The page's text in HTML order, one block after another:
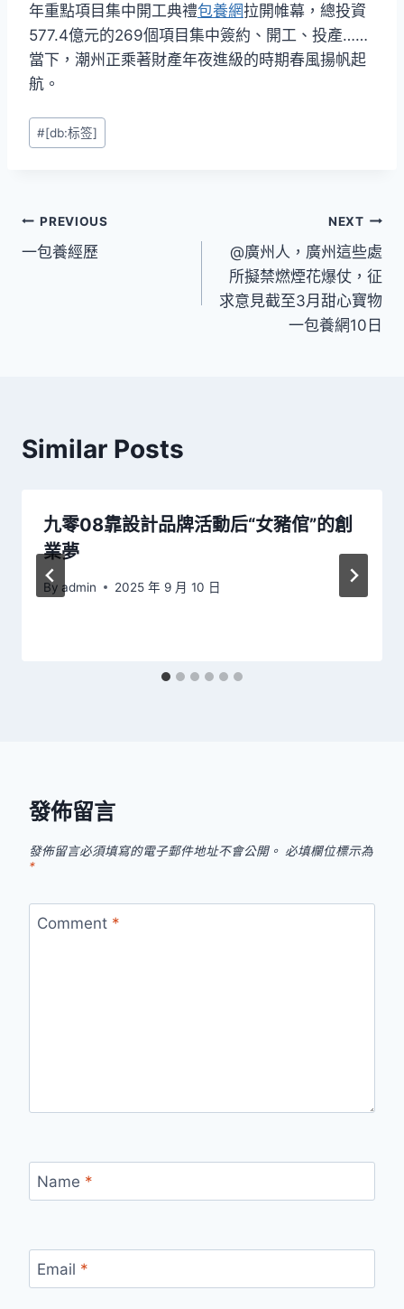
年重點項目集中開工典禮包養網拉開帷幕，總投資
577.4億元的269個項目集中簽約、開工、投產……
當下，潮州正乘著財產年夜進級的時期春風揚帆起
航。
Post
Tags:
#[db:标签]
文
章
PREVIOUS
一包養經歷
NEXT
@廣州人，廣州這些處
所擬禁燃煙花爆仗，征
求意見截至3月甜心寶物
一包養網10日
Similar Posts
九零08靠設計品牌活動后“女豬倌”的創
業夢
By admin 2025 年 9 月 10 日
發佈留言
發佈留言必須填寫的電子郵件地址不會公開。 必填欄位標示為
*
Comment *
Name *
Email *